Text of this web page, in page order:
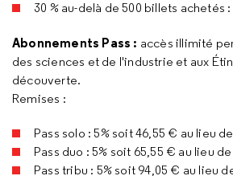
30 % au-delà de 500 billets achetés
Abonnements Pass : accès illimité
des sciences et de l'industrie et aux
découverte.
Remises :
Pass solo : 5% soit 46,55 € au lieu
Pass duo : 5% soit 65,55 € au lieu
Pass tribu : 5% soit 94,05 € au lieu